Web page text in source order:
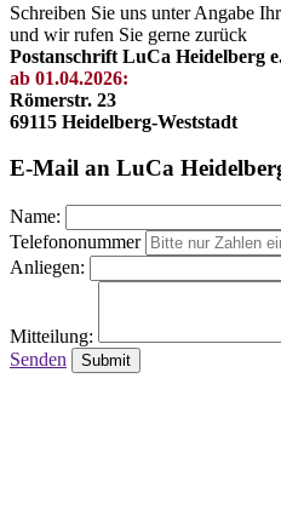
Schreiben Sie uns unter Angabe
und wir rufen Sie gerne zurück
Postanschrift LuCa Heidelberg
ab 01.04.2026:
Römerstr. 23
69115 Heidelberg-Weststadt
E-Mail an LuCa
Name:
Telefononummer
Anliegen:
Mitteilung:
Senden